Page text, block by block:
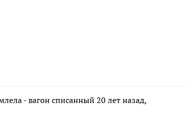
- вагон списанный 20 лет назад,